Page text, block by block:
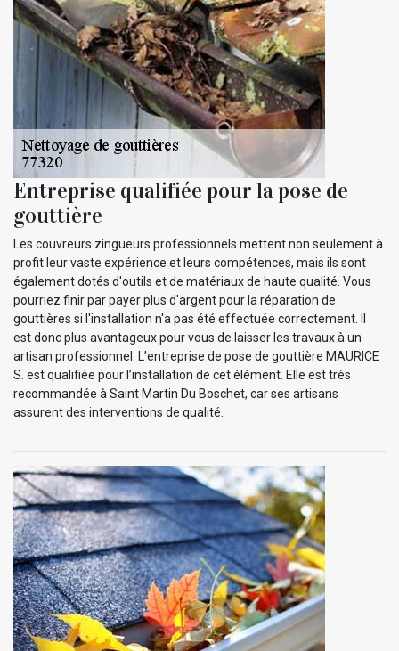
Entreprise qualifiée pour la pose de
gouttière
Les couvreurs zingueurs professionnels mettent non seulement à
profit leur vaste expérience et leurs compétences, mais ils sont
également dotés d'outils et de matériaux de haute qualité. Vous
pourriez finir par payer plus d'argent pour la réparation de
gouttières si l'installation n'a pas été effectuée correctement. Il
est donc plus avantageux pour vous de laisser les travaux à un
artisan professionnel. L’entreprise de pose de gouttière MAURICE
S. est qualifiée pour l’installation de cet élément. Elle est très
recommandée à Saint Martin Du Boschet, car ses artisans
assurent des interventions de qualité.